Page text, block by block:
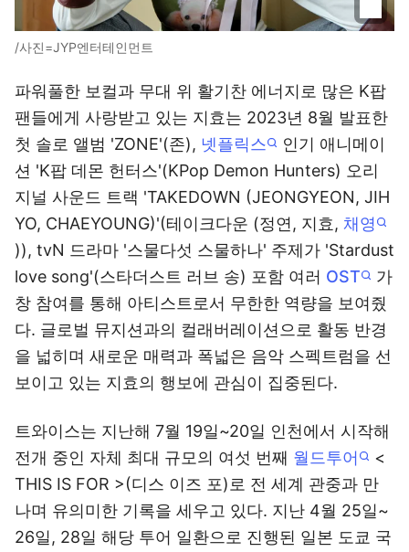
/사진=JYP엔터테인먼트
파워풀한 보컬과 무대 위 활기찬 에너지로 많은 K팝
팬들에게 사랑받고 있는 지효는 2023년 8월 발표한
첫 솔로 앨범 'ZONE'(존), 넷플릭스
인기 애니메이
션 'K팝 데몬 헌터스'(KPop Demon Hunters) 오리
지널 사운드 트랙 'TAKEDOWN (JEONGYEON, JIH
YO, CHAEYOUNG)'(테이크다운 (정연, 지효, 채영
)), tvN 드라마 '스물다섯 스물하나' 주제가 'Stardust
love song'(스타더스트 러브 송) 포함 여러 OST
가
창 참여를 통해 아티스트로서 무한한 역량을 보여줬
다. 글로벌 뮤지션과의 컬래버레이션으로 활동 반경
을 넓히며 새로운 매력과 폭넓은 음악 스펙트럼을 선
보이고 있는 지효의 행보에 관심이 집중된다.
트와이스는 지난해 7월 19일~20일 인천에서 시작해
전개 중인 자체 최대 규모의 여섯 번째 월드투어
<
THIS IS FOR >(디스 이즈 포)로 전 세계 관중과 만
나며 유의미한 기록을 세우고 있다. 지난 4월 25일~
26일, 28일 해당 투어 일환으로 진행된 일본 도쿄 국